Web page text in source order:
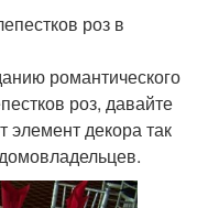
роз в
романтического
роз, давайте
элемент декора так